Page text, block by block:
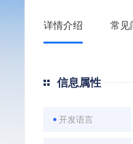
详情介绍 常见
信息属性
开发语言